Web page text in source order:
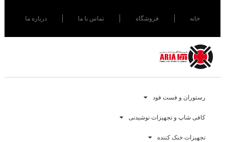
خانه فروشگاه تماس با ما درباره ما
رستوران و فست فود
کافی شاپ و تجهیزات نوشیدنی
تجهیزات خنک کننده